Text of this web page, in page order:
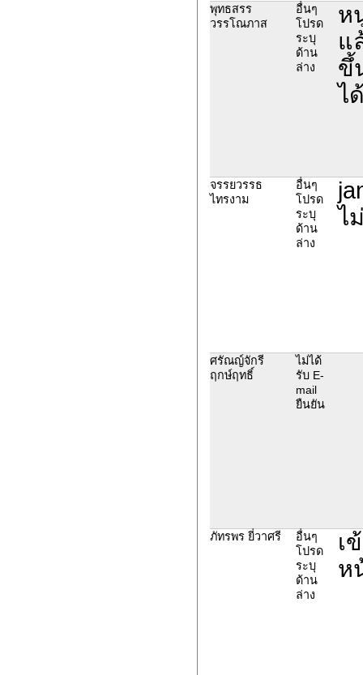
พุทธสรร
วรรโณภาส
อื่นๆ
โปรด
ระบุ
ด้าน
ล่าง
ห
แ
ขึ้
ไ
จรรยวรรธ
ไทรงาม
อื่นๆ
โปรด
ระบุ
ด้าน
ล่าง
ไ
ศรัณญ์จักรี
ฤกษ์ฤทธิ์
ไม่ได้
รับ E-
mail
ยืนยัน
ภัทรพร ยี่วาศรี
อื่นๆ
โปรด
ระบุ
ด้าน
ล่าง
เ
ห